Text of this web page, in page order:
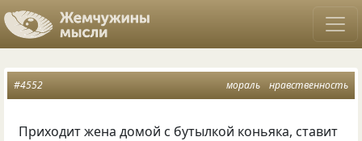
мораль нравственность
#4552
Приходит жена домой с бутылкой коньяка, ставит